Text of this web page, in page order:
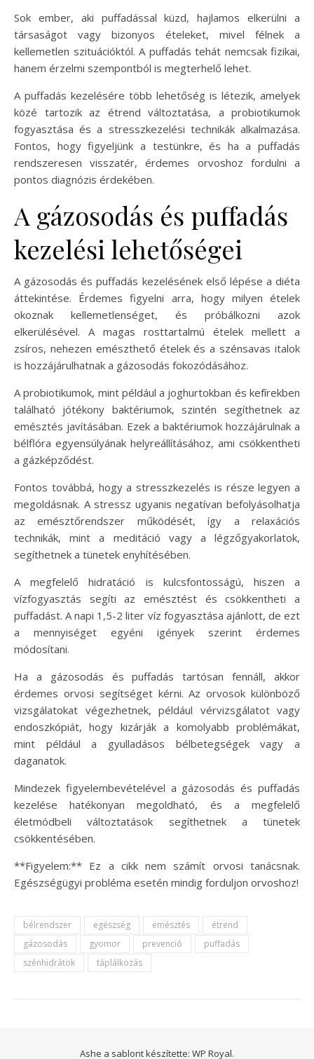
Sok ember, aki puffadással küzd, hajlamos elkerülni a
társaságot vagy bizonyos ételeket, mivel félnek a
kellemetlen szituációktól. A puffadás tehát nemcsak fizikai,
hanem érzelmi szempontból is megterhelő lehet.
A puffadás kezelésére több lehetőség is létezik, amelyek
közé tartozik az étrend változtatása, a probiotikumok
fogyasztása és a stresszkezelési technikák alkalmazása.
Fontos, hogy figyeljünk a testünkre, és ha a puffadás
rendszeresen visszatér, érdemes orvoshoz fordulni a
pontos diagnózis érdekében.
A gázosodás és puffadás
kezelési lehetőségei
A gázosodás és puffadás kezelésének első lépése a diéta
áttekintése. Érdemes figyelni arra, hogy milyen ételek
okoznak kellemetlenséget, és próbálkozni azok
elkerülésével. A magas rosttartalmú ételek mellett a
zsíros, nehezen emészthető ételek és a szénsavas italok
is hozzájárulhatnak a gázosodás fokozódásához.
A probiotikumok, mint például a joghurtokban és kefírekben
található jótékony baktériumok, szintén segíthetnek az
emésztés javításában. Ezek a baktériumok hozzájárulnak a
bélflóra egyensúlyának helyreállításához, ami csökkentheti
a gázképződést.
Fontos továbbá, hogy a stresszkezelés is része legyen a
megoldásnak. A stressz ugyanis negatívan befolyásolhatja
az emésztőrendszer működését, így a relaxációs
technikák, mint a meditáció vagy a légzőgyakorlatok,
segíthetnek a tünetek enyhítésében.
A megfelelő hidratáció is kulcsfontosságú, hiszen a
vízfogyasztás segíti az emésztést és csökkentheti a
puffadást. A napi 1,5-2 liter víz fogyasztása ajánlott, de ezt
a mennyiséget egyéni igények szerint érdemes
módosítani.
Ha a gázosodás és puffadás tartósan fennáll, akkor
érdemes orvosi segítséget kérni. Az orvosok különböző
vizsgálatokat végezhetnek, például vérvizsgálatot vagy
endoszkópiát, hogy kizárják a komolyabb problémákat,
mint például a gyulladásos bélbetegségek vagy a
daganatok.
Mindezek figyelembevételével a gázosodás és puffadás
kezelése hatékonyan megoldható, és a megfelelő
életmódbeli változtatások segíthetnek a tünetek
csökkentésében.
**Figyelem:** Ez a cikk nem számít orvosi tanácsnak.
Egészségügyi probléma esetén mindig forduljon orvoshoz!
bélrendszer egészség emésztés
étrend
gázosodás
gyomor prevenció
puffadás
szénhidrátok
táplálkozás
Ashe a sablont készítette: WP Royal.